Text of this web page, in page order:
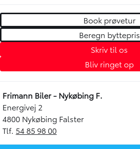
Book prøvetur
Beregn byttepris
Skriv til os
Bliv ringet op
Frimann Biler - Nykøbing F.
Energivej 2
4800 Nykøbing Falster
Tlf. 54 85 98 00